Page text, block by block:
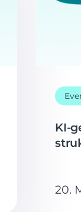
KI-
20.